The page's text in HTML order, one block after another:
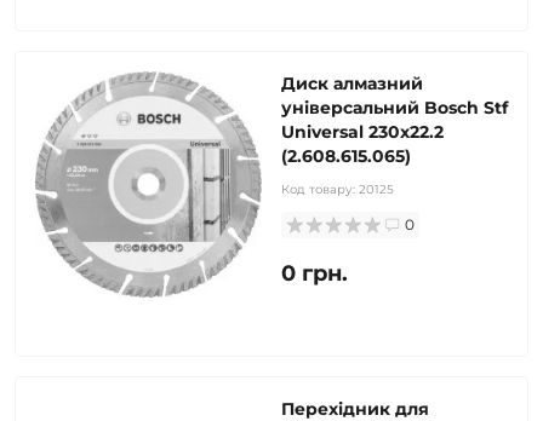
Диск алмазний
універсальний Bosch Stf
Universal 230х22.2
(2.608.615.065)
Код товару: 20125
0
0 грн.
Перехідник для